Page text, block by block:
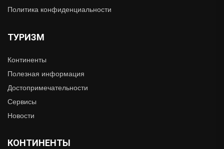
Политика конфиденциальности
ТУРИЗМ
Континенты
Полезная информация
Достопримечательности
Сервисы
Новости
КОНТИНЕНТЫ